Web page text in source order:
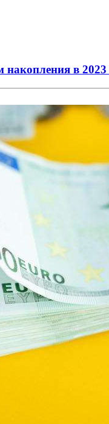
в 2023